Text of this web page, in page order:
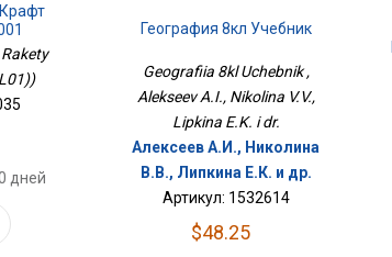
дней
География 8кл Учебник
Geografiia 8kl Uchebnik ,
Alekseev A.I., Nikolina V.V.,
Lipkina E.K. i dr.
Алексеев А.И., Николина
В.В., Липкина Е.К. и др.
Артикул: 1532614
$48.25